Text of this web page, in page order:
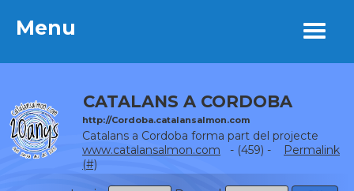
Menu
CATALANS A CORDOBA
http://Cordoba.catalansalmon.com
Catalans a Cordoba forma part del projecte
www.catalansalmon.com - (459) -
Permalink
(#)
Menu